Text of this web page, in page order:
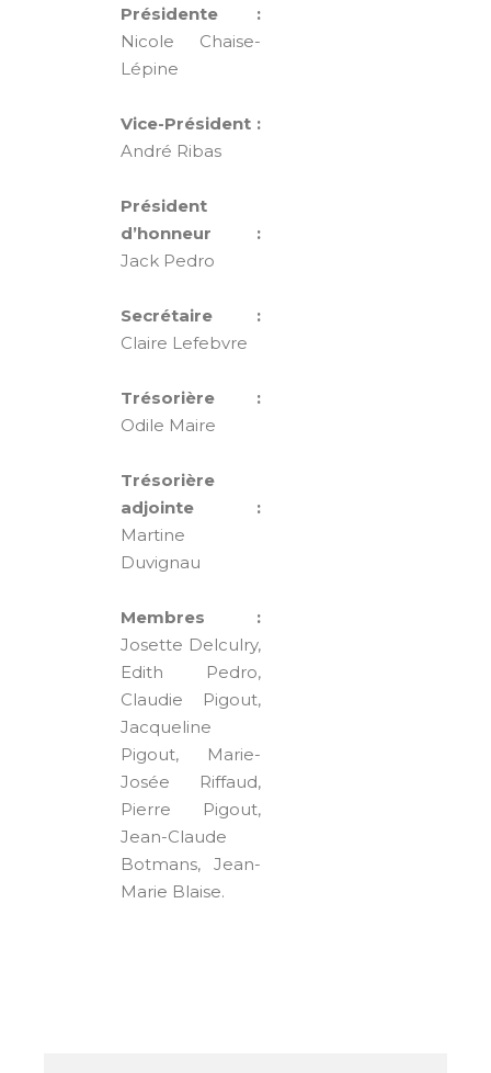
Présidente :
Nicole Chaise-
Lépine
Vice-Président :
André Ribas
Président
d’honneur :
Jack Pedro
Secrétaire :
Claire Lefebvre
Trésorière :
Odile Maire
Trésorière
adjointe :
Martine
Duvignau
Membres :
Josette Delculry,
Edith Pedro,
Claudie Pigout,
Jacqueline
Pigout, Marie-
Josée Riffaud,
Pierre Pigout,
Jean-Claude
Botmans, Jean-
Marie Blaise.